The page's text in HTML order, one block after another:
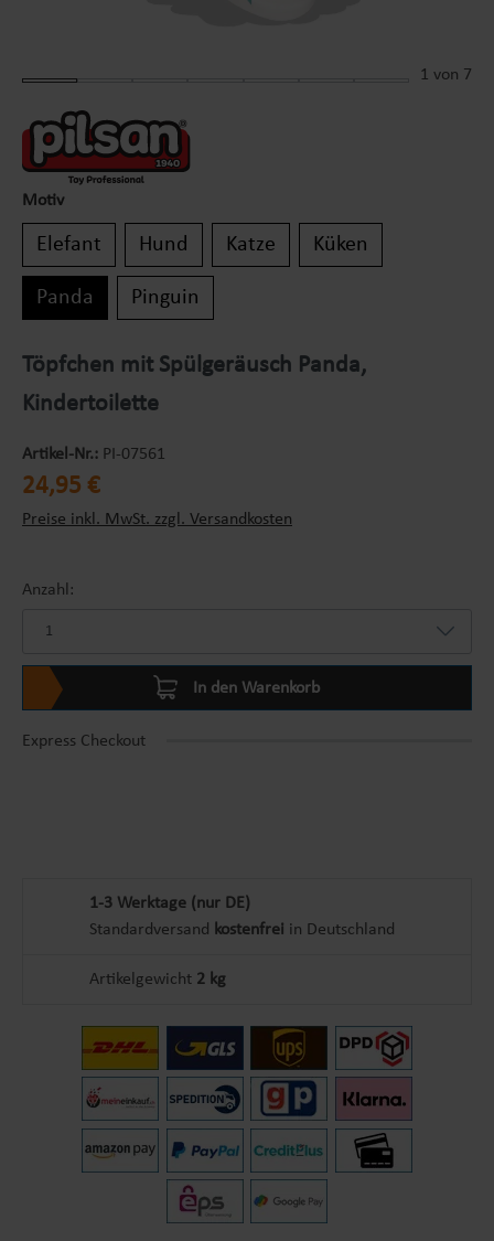
1 von 7
Motiv
Elefant Hund Katze Küken
Panda Pinguin
Töpfchen mit Spülgeräusch Panda,
Kindertoilette
Artikel-Nr.: PI-07561
Regulärer Preis:
24,95 €
Preise inkl. MwSt. zzgl. Versandkosten
Anzahl:
In den Warenkorb
Express Checkout
1-3 Werktage (nur DE)
Standardversand kostenfrei in Deutschland
Artikelgewicht 2 kg